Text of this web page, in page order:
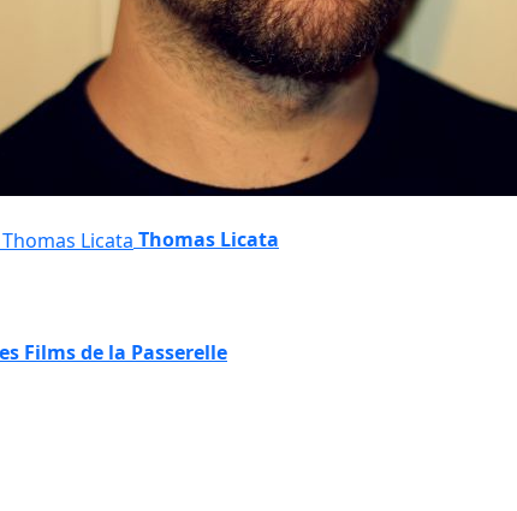
Thomas Licata
Films de la Passerelle